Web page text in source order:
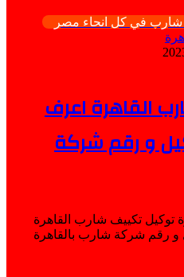
شارب في كل انحاء مصر
القاهرة اعرف
و رقم شركة
توكيل تكييف شارب القاهرة
رقم شركة شارب بالقاهرة